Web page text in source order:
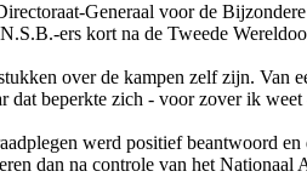
Generaal voor de
ers kort na de Tweede
over de kampen zelf zijn. Van
dat beperkte zich - voor zover ik
werd positief beantwoord
dan na controle van het Nationaal